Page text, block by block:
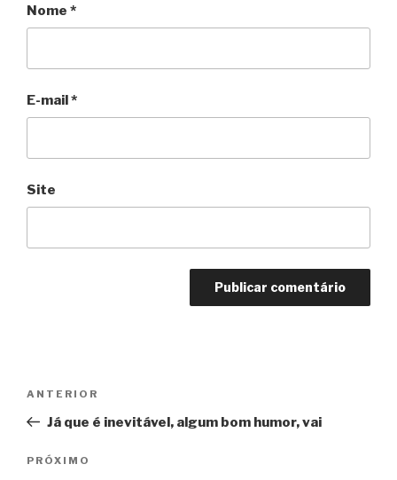
Nome *
E-mail*
Site
Post
Anterior
ANTERIOR
Já que é inevitável, algum bom humor, vai
Próximo
PRÓXIMO